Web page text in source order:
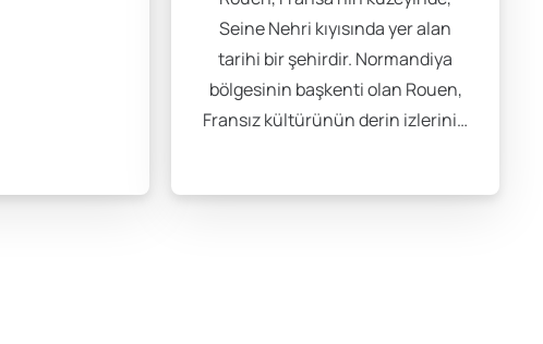
Seine Nehri kıyısında yer alan
tarihi bir şehirdir. Normandiya
bölgesinin başkenti olan Rouen,
Fransız kültürünün derin izlerini…